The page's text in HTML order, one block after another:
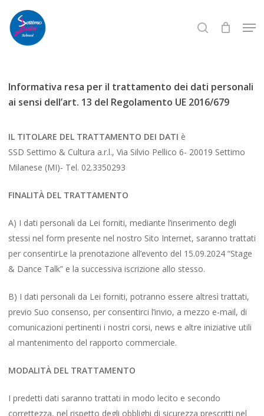
main
search
Informativa resa per il trattamento dei dati personali
ai sensi dell’art. 13 del Regolamento UE 2016/679
IL TITOLARE DEL TRATTAMENTO DEI DATI è
SSD Settimo & Cultura a.r.l., Via Silvio Pellico 6- 20019 Settimo
Milanese (MI)- Tel. 02.3350293
FINALITÀ DEL TRATTAMENTO
A) I dati personali da Lei forniti, mediante l’inserimento degli
stessi nel form presente nel nostro Sito Internet, saranno trattati
per consentirLe la prenotazione all’evento del 15.09.2024 “Stage
& Dance Talk” e la successiva iscrizione allo stesso.
B) I dati personali da Lei forniti, potranno essere altresì trattati,
previo Suo consenso, per consentirci l’invio, a mezzo e-mail, di
comunicazioni pertinenti i nostri corsi, news e altre iniziative utili
al mantenimento del rapporto commerciale.
MODALITÀ DEL TRATTAMENTO
I predetti dati saranno trattati in modo lecito e secondo
correttezza, nel rispetto degli obblighi di sicurezza prescritti nel